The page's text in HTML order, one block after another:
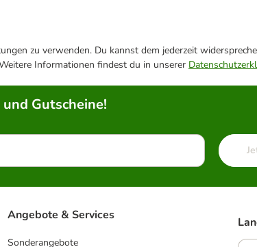
zu verwenden. Du kannst dem jederzeit
Informationen findest du in unserer
Gutscheine!
Angebote & Services
Sonderangebote